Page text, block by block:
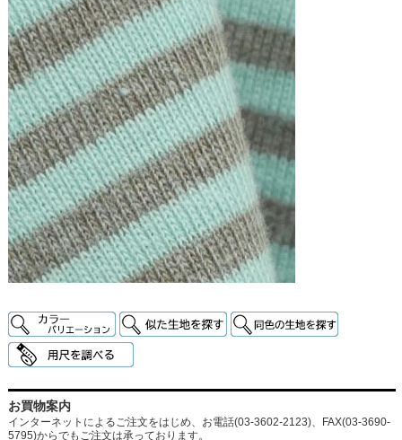
お買物案内
インターネットによるご注文をはじめ、お電話(03-3602-2123)、FAX(03-3690-
5795)からでもご注文は承っております。